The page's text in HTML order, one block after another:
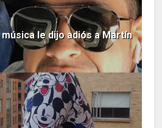
le dijo adiós a Martín